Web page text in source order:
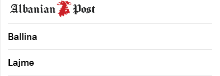
Ballina
Lajme